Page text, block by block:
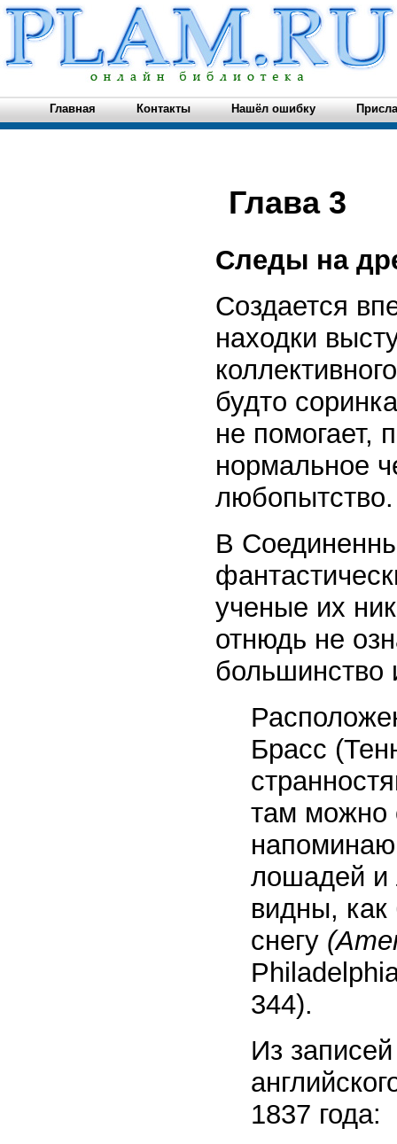
Главная Контакты Нашёл ошибку
Глава 3
Следы на
Создается
находки
будто
не помогает,
нормальное
любопытство.
В
ученые их
отнюдь не
большинство
Брасс
там можно
лошадей и
видны, как
снегу
344).
Из
1837 года: